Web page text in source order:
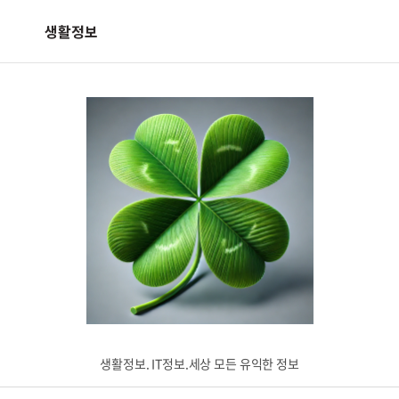
생활정보
생활정보. IT정보.세상 모든 유익한 정보